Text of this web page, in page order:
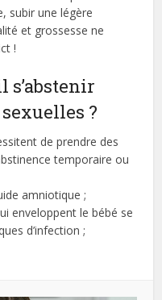
subir une légère
et grossesse ne
!
s’abstenir
?
de prendre des
temporaire ou
amniotique ;
enveloppent le bébé se
d’infection ;